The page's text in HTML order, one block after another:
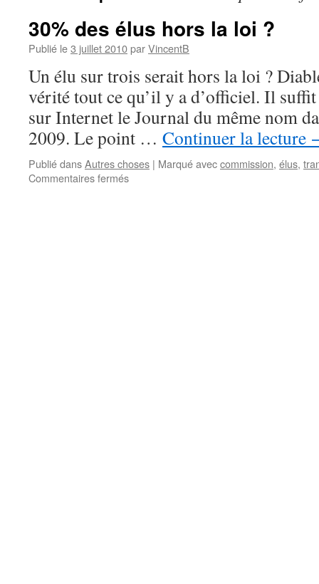
30% des élus hors la loi ?
Publié le3 juillet 2010parVincentB
Un élu sur trois serait hors la loi ?
vérité tout ce qu’il y a d’officiel. Il
sur Internet le Journal du même nom
2009. Le point … Continuer la lecture
Publié dansAutres choses | Marqué aveccommission, élus,
Commentaires fermés